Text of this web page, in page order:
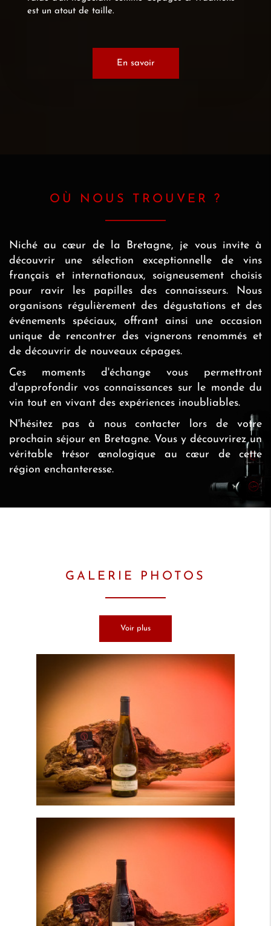
est un atout de taille.
En savoir
OÙ NOUS TROUVER ?
Niché au cœur de la Bretagne, je vous invite à
découvrir une sélection exceptionnelle de vins
français et internationaux, soigneusement choisis
pour ravir les papilles des connaisseurs. Nous
organisons régulièrement des dégustations et des
événements spéciaux, offrant ainsi une occasion
unique de rencontrer des vignerons renommés et
de découvrir de nouveaux cépages.
Ces moments d'échange vous permettront
d'approfondir vos connaissances sur le monde du
vin tout en vivant des expériences inoubliables.
N'hésitez pas à nous contacter lors de votre
prochain séjour en Bretagne. Vous y découvrirez un
véritable trésor œnologique au cœur de cette
région enchanteresse.
GALERIE PHOTOS
Voir plus